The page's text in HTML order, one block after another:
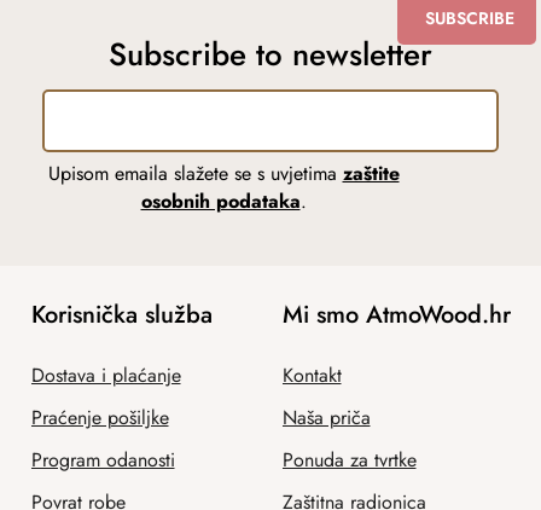
Subscribe to newsletter
Upisom emaila slažete se s uvjetima zaštite
osobnih podataka.
SUBSCRIBE
Korisnička služba
Dostava i plaćanje
Praćenje pošiljke
Program odanosti
Povrat robe
Mi smo AtmoWood.hr
Kontakt
Naša priča
Ponuda za tvrtke
Zaštitna radionica